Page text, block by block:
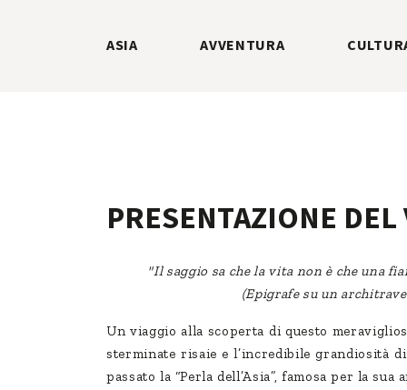
ASIA AVVENTURA
PRESENTAZIONE
"Il saggio sa che la vita non è che una
(Epigrafe su un
Un viaggio alla scoperta di questo
sterminate risaie e l’incredibile grandiosità
passato la “Perla dell’Asia”, famosa per la